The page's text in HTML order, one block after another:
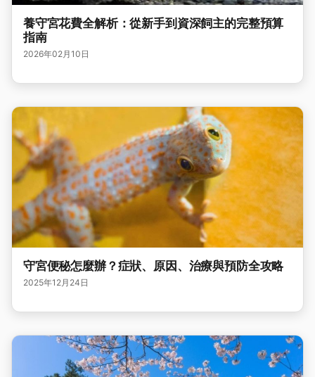
養守宮花費全解析：從新手到資深飼主的完整預算
指南
2026年02月10日
守宮便秘怎麼辦？症狀、原因、治療與預防全攻略
2025年12月24日